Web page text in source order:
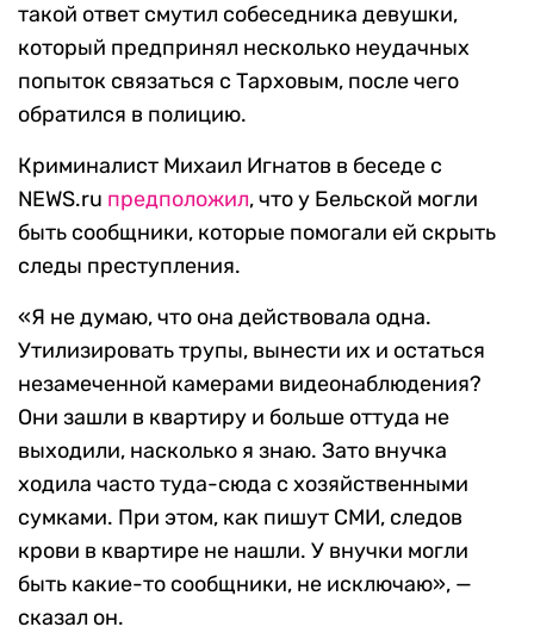
такой ответ смутил собеседника девушки,
который предпринял несколько неудачных
попыток связаться с Тарховым, после чего
обратился в полицию.
Криминалист Михаил Игнатов в беседе с
NEWS.ru предположил, что у Бельской могли
быть сообщники, которые помогали ей скрыть
следы преступления.
«Я не думаю, что она действовала одна.
Утилизировать трупы, вынести их и остаться
незамеченной камерами видеонаблюдения?
Они зашли в квартиру и больше оттуда не
выходили, насколько я знаю. Зато внучка
ходила часто туда-сюда с хозяйственными
сумками. При этом, как пишут СМИ, следов
крови в квартире не нашли. У внучки могли
быть какие-то сообщники, не исключаю», —
сказал он.